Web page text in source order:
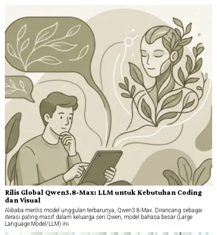
Rilis Global Qwen3.8-Max: LLM untuk Kebutuhan Coding
dan Visual
Alibaba merilis model unggulan terbarunya, Qwen3.8-Max. Dirancang sebagai
iterasi paling masif dalam keluarga seri Qwen, model bahasa besar (Large
Language Model/LLM) ini